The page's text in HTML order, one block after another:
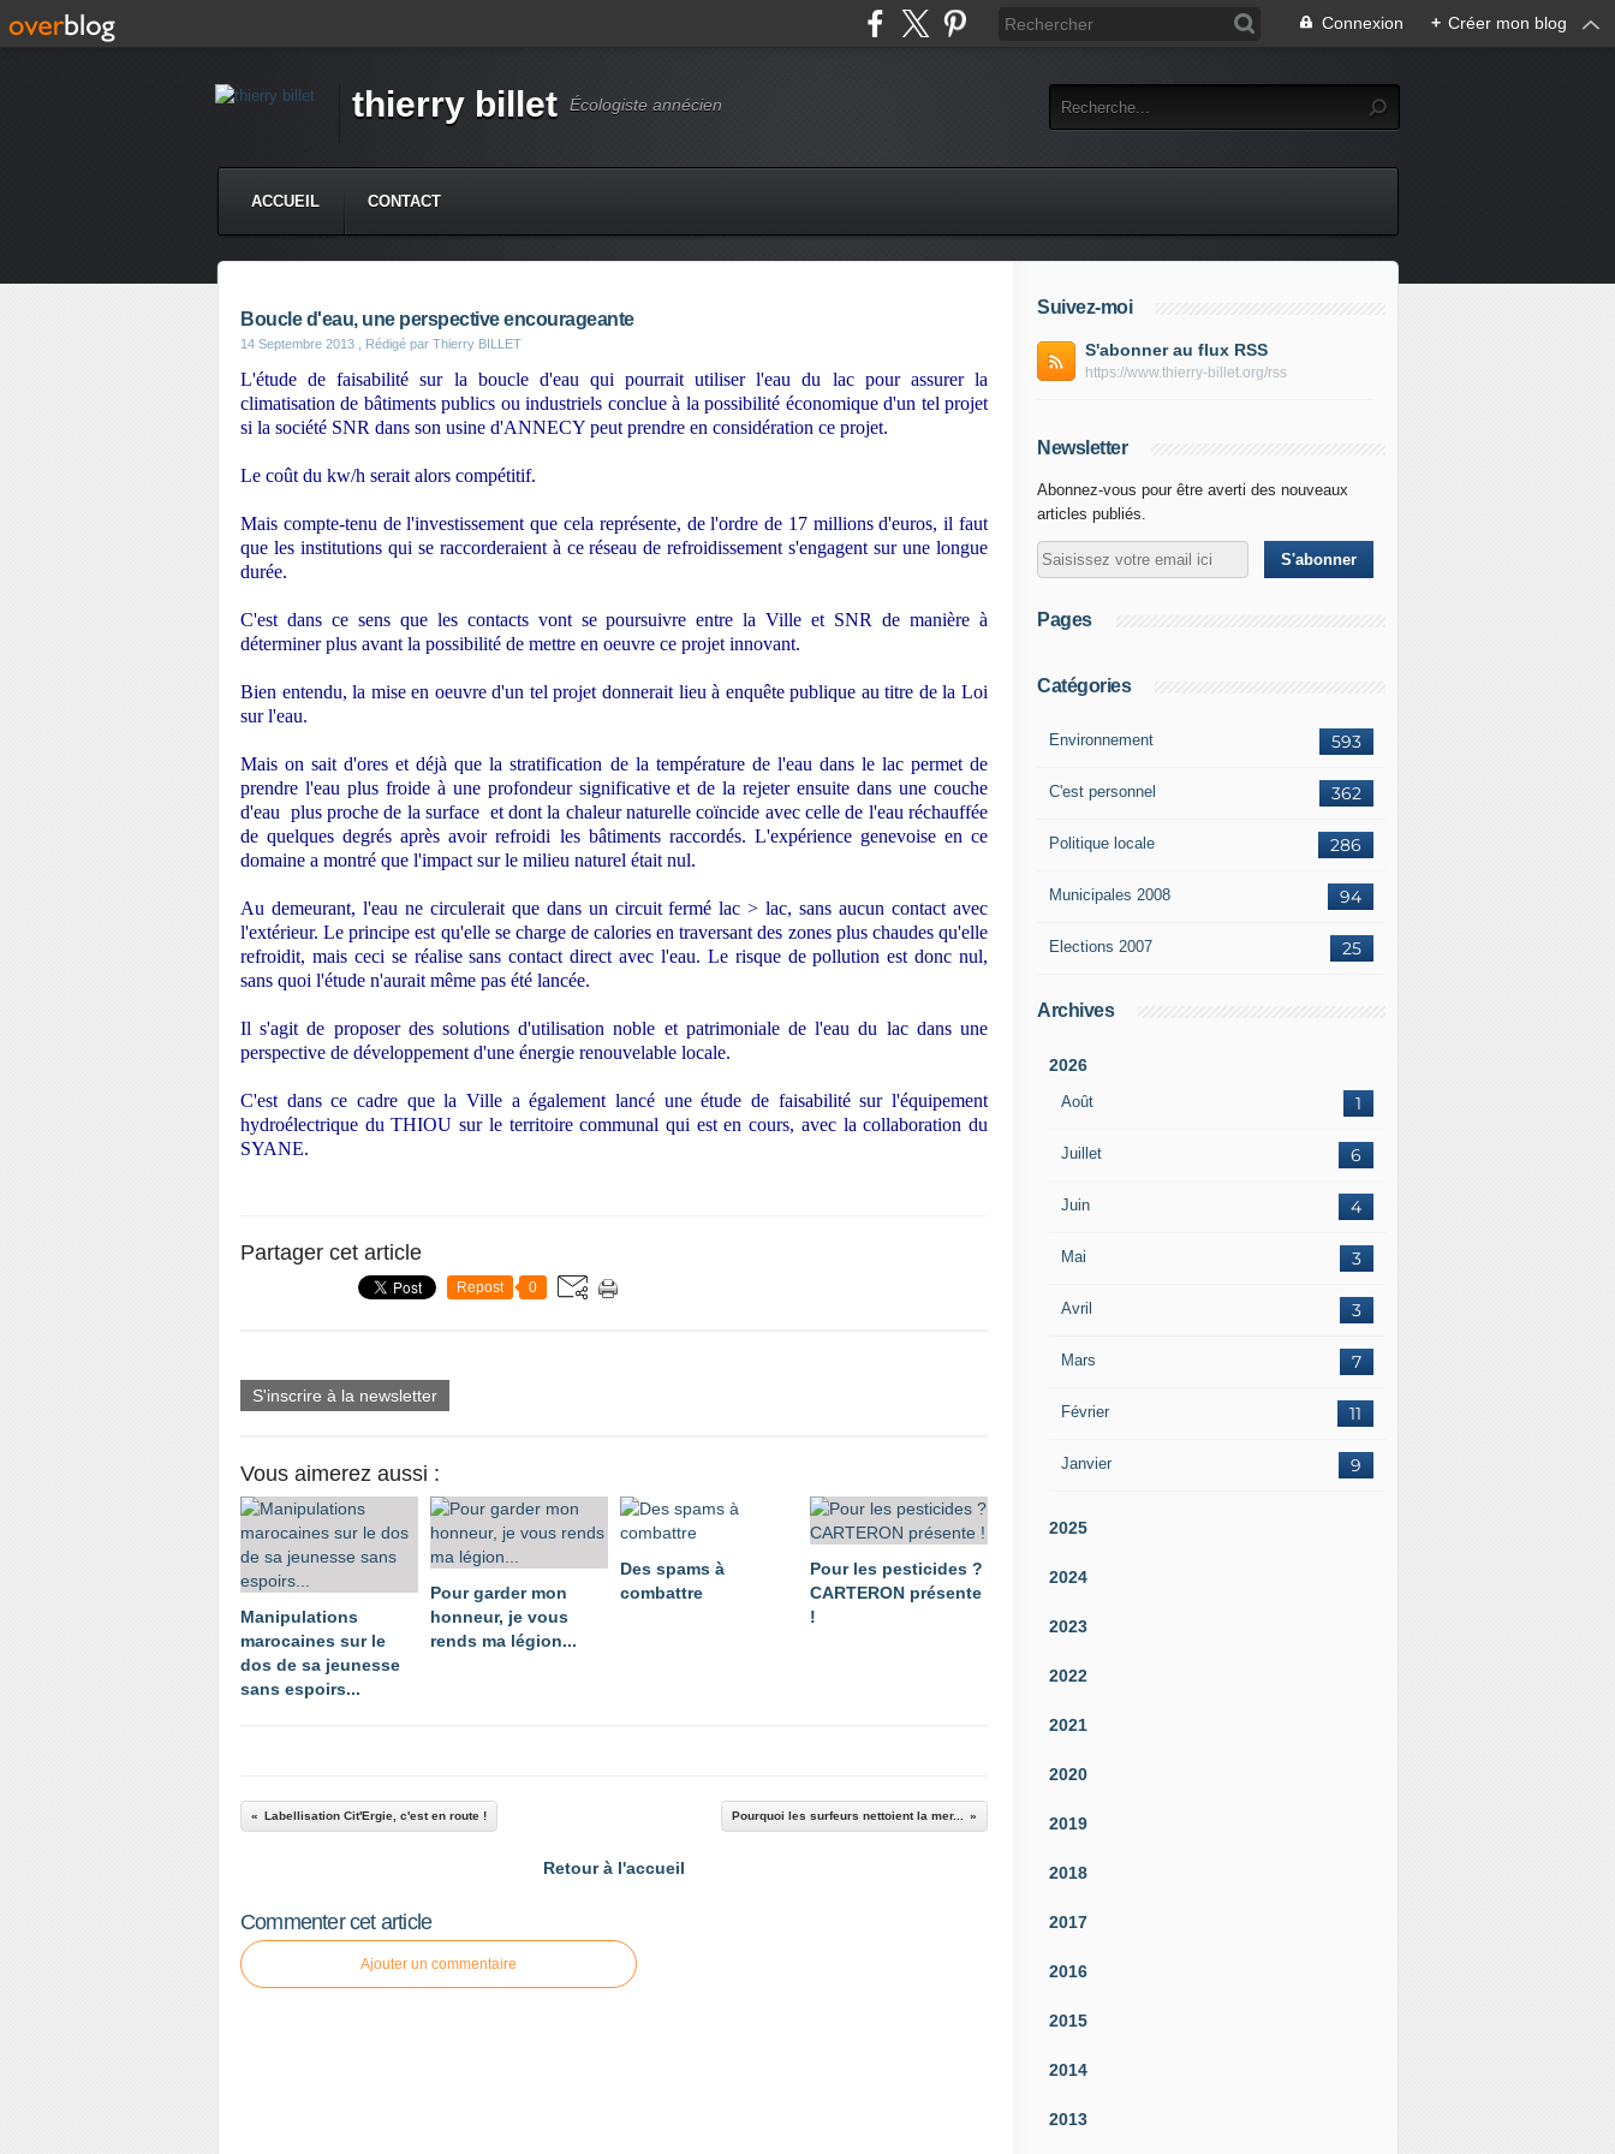
Connexion + Créer mon blog
thierry billet Écologiste annécien
ACCUEIL CONTACT
Boucle d'eau, une perspective encourageante
14 Septembre 2013 , Rédigé par Thierry BILLET
L'étude de faisabilité sur la boucle d'eau qui pourrait utiliser l'eau du lac pour assurer la
climatisation de bâtiments publics ou industriels conclue à la possibilité économique d'un tel projet
si la société SNR dans son usine d'ANNECY peut prendre en considération ce projet.
Le coût du kw/h serait alors compétitif.
Mais compte-tenu de l'investissement que cela représente, de l'ordre de 17 millions d'euros, il faut
que les institutions qui se raccorderaient à ce réseau de refroidissement s'engagent sur une longue
durée.
C'est dans ce sens que les contacts vont se poursuivre entre la Ville et SNR de manière à
déterminer plus avant la possibilité de mettre en oeuvre ce projet innovant.
Bien entendu, la mise en oeuvre d'un tel projet donnerait lieu à enquête publique au titre de la Loi
sur l'eau.
Mais on sait d'ores et déjà que la stratification de la température de l'eau dans le lac permet de
prendre l'eau plus froide à une profondeur significative et de la rejeter ensuite dans une couche
d'eau plus proche de la surface et dont la chaleur naturelle coïncide avec celle de l'eau réchauffée
de quelques degrés après avoir refroidi les bâtiments raccordés. L'expérience genevoise en ce
domaine a montré que l'impact sur le milieu naturel était nul.
Au demeurant, l'eau ne circulerait que dans un circuit fermé lac > lac, sans aucun contact avec
l'extérieur. Le principe est qu'elle se charge de calories en traversant des zones plus chaudes qu'elle
refroidit, mais ceci se réalise sans contact direct avec l'eau. Le risque de pollution est donc nul,
sans quoi l'étude n'aurait même pas été lancée.
Il s'agit de proposer des solutions d'utilisation noble et patrimoniale de l'eau du lac dans une
perspective de développement d'une énergie renouvelable locale.
C'est dans ce cadre que la Ville a également lancé une étude de faisabilité sur l'équipement
hydroélectrique du THIOU sur le territoire communal qui est en cours, avec la collaboration du
SYANE.
Partager cet article
Repost 0
S'inscrire à la newsletter
Vous aimerez aussi :
Manipulations
marocaines sur le
dos de sa jeunesse
sans espoirs...
Pour garder mon
honneur, je vous
rends ma légion...
Des spams à
combattre
Pour les pesticides ?
CARTERON présente
!
Labellisation Cit'Ergie, c'est en route ! Pourquoi les surfeurs nettoient la mer...
Retour à l'accueil
Commenter cet article
Ajouter un commentaire
Suivez-moi
S'abonner au flux RSS
https://www.thierry-billet.org/rss
Newsletter
Abonnez-vous pour être averti des nouveaux
articles publiés.
Pages
Catégories
593
Environnement
362
C'est personnel
286
Politique locale
94
Municipales 2008
25
Elections 2007
Archives
2026
Août 1
Juillet 6
Juin 4
Mai 3
Avril 3
Mars 7
Février 11
Janvier 9
2025
2024
2023
2022
2021
2020
2019
2018
2017
2016
2015
2014
2013